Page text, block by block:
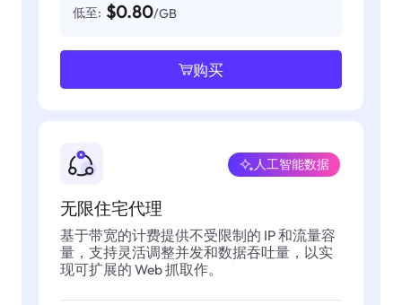
低至: $0.80/GB
购买
无限住宅代理
人工智能数据
基于带宽的计费提供不受限制的 IP 和流量容
量，支持灵活调整并发和数据吞吐量，以实
现可扩展的 Web 抓取作。